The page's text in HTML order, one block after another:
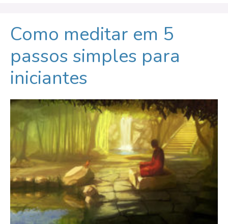
Como meditar em 5
passos simples para
iniciantes